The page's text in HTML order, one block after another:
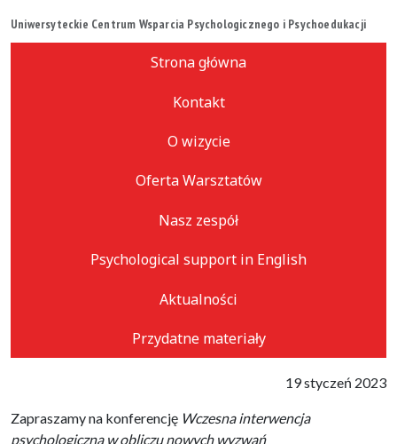
Uniwersyteckie Centrum Wsparcia Psychologicznego i Psychoedukacji
Strona główna
Kontakt
O wizycie
Oferta Warsztatów
Nasz zespół
Psychological support in English
Aktualności
Przydatne materiały
19 styczeń 2023
Zapraszamy na konferencję Wczesna interwencja
psychologiczna w obliczu nowych wyzwań